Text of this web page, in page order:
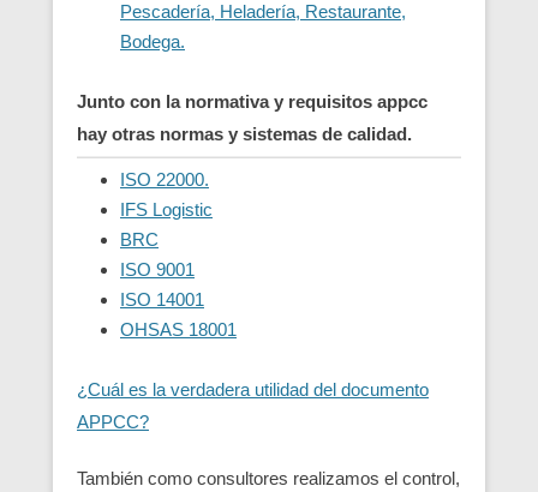
Pescadería, Heladería, Restaurante,
Bodega.
Junto con la normativa y requisitos appcc
hay otras normas y sistemas de calidad.
ISO 22000.
IFS Logistic
BRC
ISO 9001
ISO 14001
OHSAS 18001
¿Cuál es la verdadera utilidad del documento
APPCC?
También como consultores realizamos el control,